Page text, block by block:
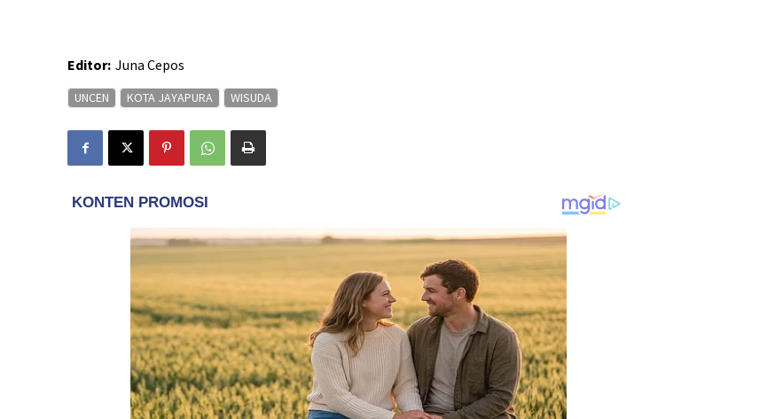
Editor: Juna Cepos
UNCEN KOTA JAYAPURA WISUDA